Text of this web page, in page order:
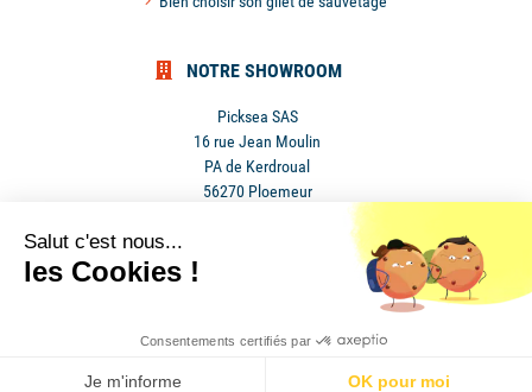
NOTRE SHOWROOM
Picksea SAS
16 rue Jean Moulin
PA de Kerdroual
56270 Ploemeur
Conditions
Salut c'est nous...
les Cookies !
Consentements certifiés par
Je m'informe OK pour moi